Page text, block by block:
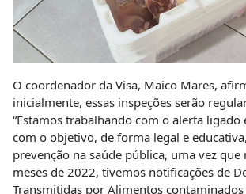
O coordenador da Visa, Maico Mares,
inicialmente, essas inspeções serão
“Estamos trabalhando com o alerta ligado
com o objetivo, de forma legal e
prevenção na saúde pública, uma vez
meses de 2022, tivemos notificações de
Transmitidas por Alimentos contaminados